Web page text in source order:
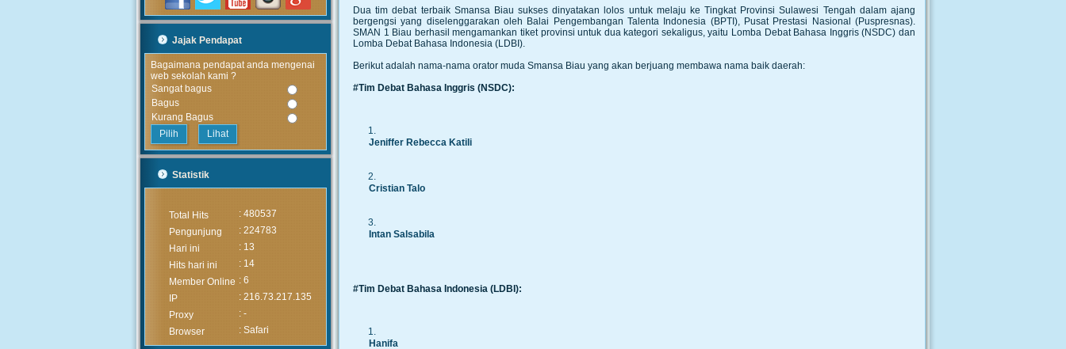
Jajak Pendapat
Bagaimana pendapat anda mengenai
web sekolah kami ?
Sangat bagus
Bagus
Kurang Bagus
Lihat
Statistik
Total Hits
: 480537
Pengunjung
: 224783
Hari ini
: 13
Hits hari ini
: 14
Member Online : 6
IP
: 216.73.217.135
Proxy
: -
Browser
: Safari
Dua tim debat terbaik Smansa Biau sukses dinyatakan lolos untuk melaju ke Tingkat Provinsi Sulawesi Tengah dalam ajang
bergengsi yang diselenggarakan oleh Balai Pengembangan Talenta Indonesia (BPTI), Pusat Prestasi Nasional (Puspresnas).
SMAN 1 Biau berhasil mengamankan tiket provinsi untuk dua kategori sekaligus, yaitu Lomba Debat Bahasa Inggris (NSDC) dan
Lomba Debat Bahasa Indonesia (LDBI).
Berikut adalah nama-nama orator muda Smansa Biau yang akan berjuang membawa nama baik daerah:
#Tim Debat Bahasa Inggris (NSDC):
Jeniffer Rebecca Katili
Cristian Talo
Intan Salsabila
#Tim Debat Bahasa Indonesia (LDBI):
Hanifa